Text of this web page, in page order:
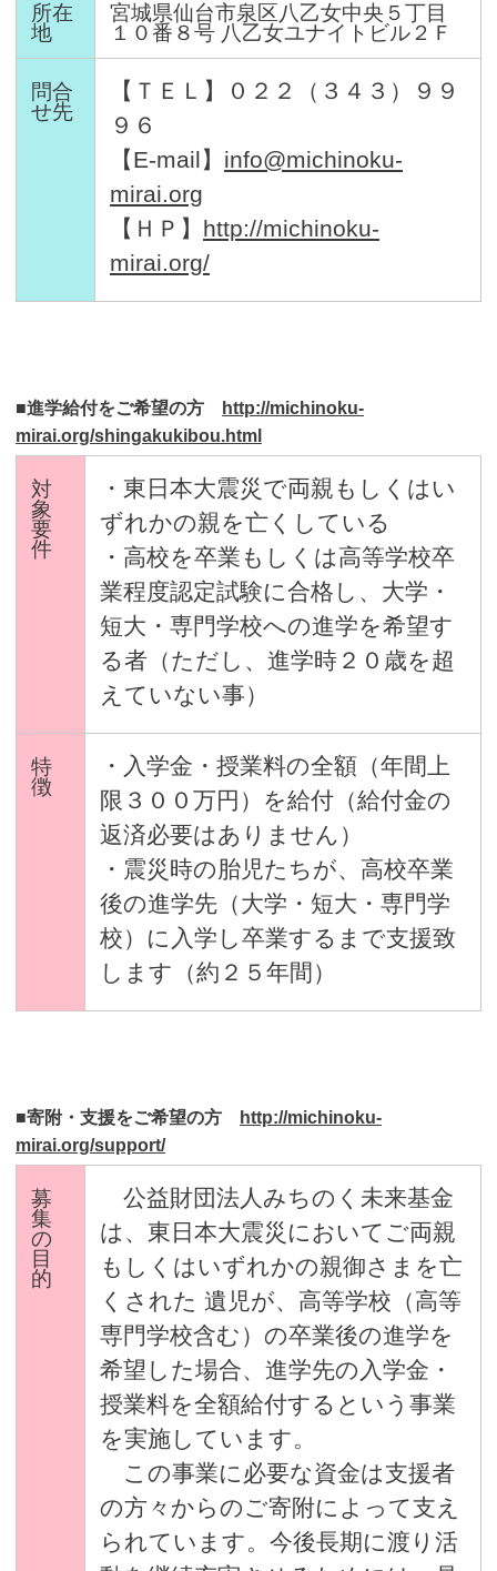
所在
地
宮城県仙台市泉区八乙女中央５丁目
１０番８号 八乙女ユナイトビル２Ｆ
問合
せ先
【ＴＥＬ】０２２（３４３）９９
９６
【E-mail】 info@michinoku-
mirai.org
【ＨＰ】 http://michinoku-
mirai.org/
■進学給付をご希望の方
http://michinoku-
mirai.org/shingakukibou.html
対
象
要
件
・東日本大震災で両親もしくはい
ずれかの親を亡くしている
・高校を卒業もしくは高等学校卒
業程度認定試験に合格し、大学・
短大・専門学校への進学を希望す
る者（ただし、進学時２０歳を超
えていない事）
特
徴
・入学金・授業料の全額（年間上
限３００万円）を給付（給付金の
返済必要はありません）
・震災時の胎児たちが、高校卒業
後の進学先（大学・短大・専門学
校）に入学し卒業するまで支援致
します（約２５年間）
■寄附・支援をご希望の方
http://michinoku-
mirai.org/support/
募
集
の
目
的
公益財団法人みちのく未来基金
は、東日本大震災においてご両親
もしくはいずれかの親御さまを亡
くされた 遺児が、高等学校（高等
専門学校含む）の卒業後の進学を
希望した場合、進学先の入学金・
授業料を全額給付するという事業
を実施しています。
この事業に必要な資金は支援者
の方々からのご寄附によって支え
られています。今後長期に渡り活